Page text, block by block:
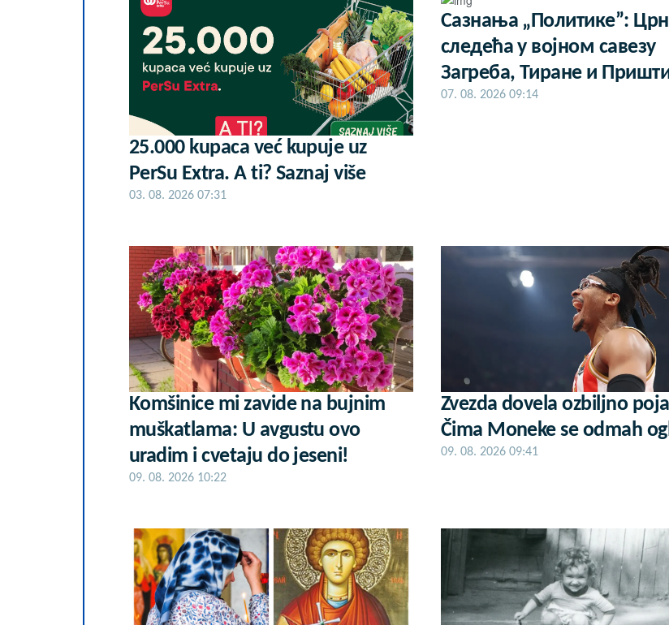
25.000 kupaca već kupuje uz
PerSu Extra. A ti? Saznaj više
03. 08. 2026 07:31
Сазнања „Политике”:
следећа у војном савезу
Загреба, Тиране и
07. 08. 2026 09:14
Komšinice mi zavide na bujnim
muškatlama: U avgustu ovo
uradim i cvetaju do jeseni!
09. 08. 2026 10:22
Zvezda dovela ozbiljno
Čima Moneke se odmah
09. 08. 2026 09:41